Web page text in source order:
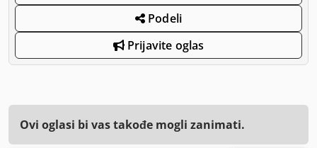
Podeli
Prijavite oglas
Ovi oglasi bi vas takođe mogli zanimati.